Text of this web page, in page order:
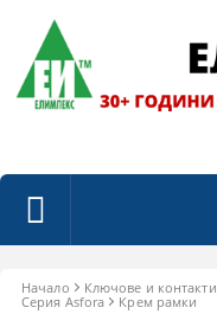
Начало Ключове и контакти
Серия Asfora
Крем рамки